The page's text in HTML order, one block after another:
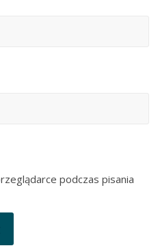
podczas pisania